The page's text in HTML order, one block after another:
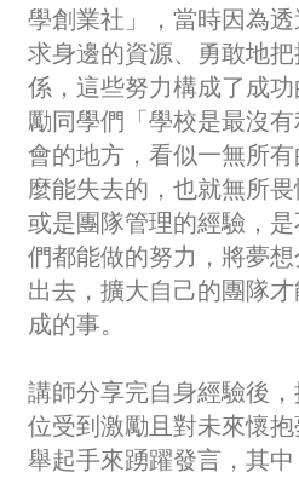
學創業社」，當時因為
求身邊的資源、勇敢地
係，這些努力構成了成
勵同學們「學校是最沒
會的地方，看似一無所
麼能失去的，也就無所
或是團隊管理的經驗，
們都能做的努力，將夢
出去，擴大自己的團隊
成的事。
講師分享完自身經驗後
位受到激勵且對未來懷
舉起手來踴躍發言，其